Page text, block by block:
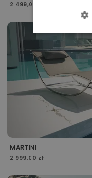
2 499,00 zł
MARTINI
2 999,00 zł